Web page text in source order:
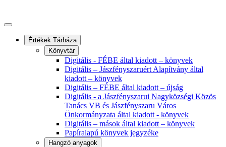
Értékek Tárháza
Könyvtár
Digitális - FÉBE által kiadott – könyvek
Digitális – Jászfényszaruért Alapítvány által
kiadott – könyvek
Digitális – FÉBE által kiadott – újság
Digitális - a Jászfényszarui Nagyközségi Közös
Tanács VB és Jászfényszaru Város
Önkormányzata által kiadott - könyvek
Digitális – mások által kiadott – könyvek
Papíralapú könyvek jegyzéke
Hangzó anyagok